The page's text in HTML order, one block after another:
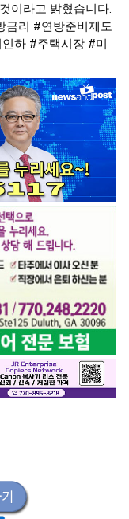
이라고 밝혔습니다.
금리 #연방준비제도
하 #주택시장 #미